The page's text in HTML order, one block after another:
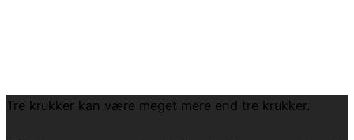
Tre krukker kan være meget mere end tre krukker.